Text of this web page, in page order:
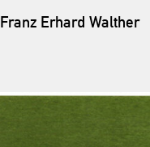
Franz Erhard Walther